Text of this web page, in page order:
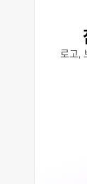
로고,